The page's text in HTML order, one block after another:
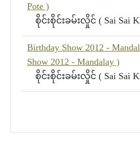
Pote )
စိုင်းစိုင်းခမ်းလှိုင် ( Sai Sai
Birthday Show 2012 -
Show 2012 - Mandalay )
စိုင်းစိုင်းခမ်းလှိုင် ( Sai Sai